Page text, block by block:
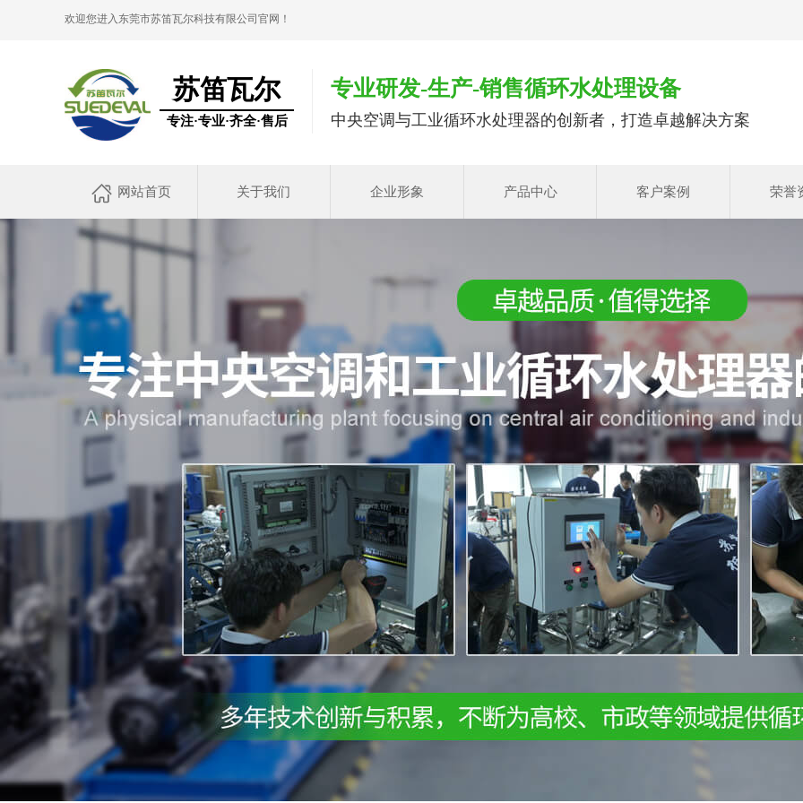
欢迎您进入东莞市苏笛瓦尔科技有限公司官网！
苏笛瓦尔
专注·专业·齐全·售后
专业研发-生产-销售循环水处理设备
中央空调与工业循环水处理器的创新者，打造卓越解决方案
网站首页 关于我们 企业形象 产品中心 客户案例 荣誉